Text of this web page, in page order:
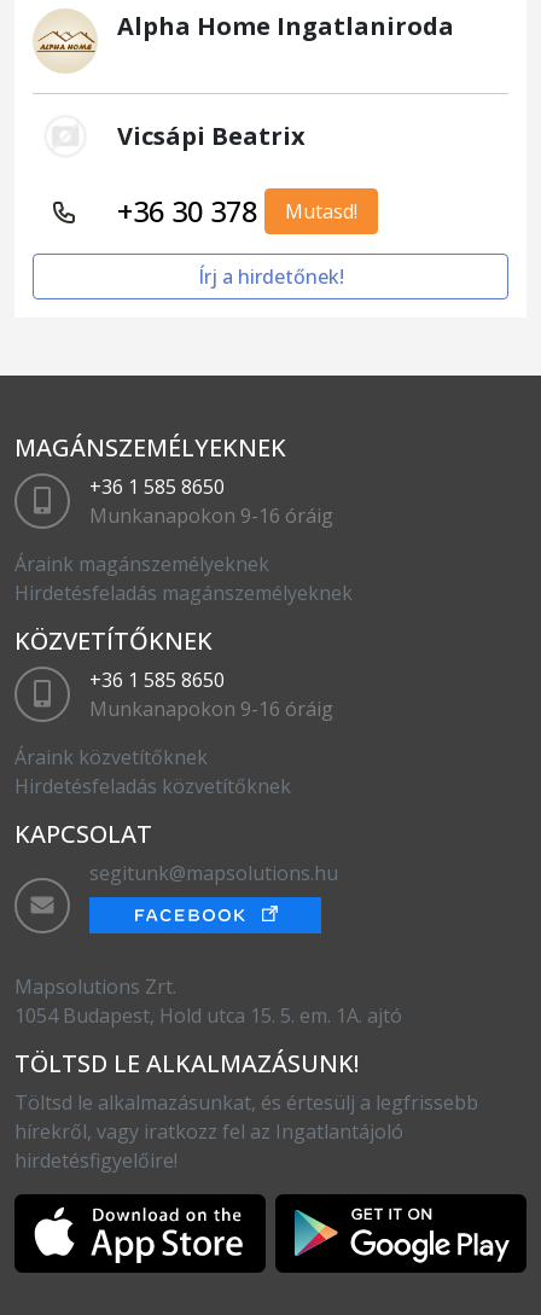
Alpha Home Ingatlaniroda
Vicsápi Beatrix
+36 30 378 Mutasd!
Írj a hirdetőnek!
MAGÁNSZEMÉLYEKNEK
+36 1 585 8650
Munkanapokon 9-16 óráig
Áraink magánszemélyeknek
Hirdetésfeladás magánszemélyeknek
KÖZVETÍTŐKNEK
+36 1 585 8650
Munkanapokon 9-16 óráig
Áraink közvetítőknek
Hirdetésfeladás közvetítőknek
KAPCSOLAT
segitunk@mapsolutions.hu
Mapsolutions Zrt.
1054 Budapest, Hold utca 15. 5. em. 1A. ajtó
TÖLTSD LE ALKALMAZÁSUNK!
Töltsd le alkalmazásunkat, és értesülj a legfrissebb
hírekről, vagy iratkozz fel az Ingatlantájoló
hirdetésfigyelőire!